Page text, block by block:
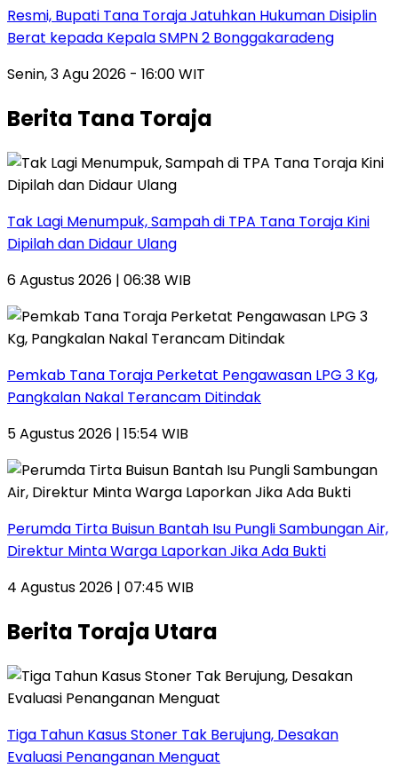
Resmi, Bupati Tana Toraja Jatuhkan Hukuman Disiplin
Berat kepada Kepala SMPN 2 Bonggakaradeng
Senin, 3 Agu 2026 - 16:00 WIT
Berita Tana Toraja
Tak Lagi Menumpuk, Sampah di TPA Tana Toraja Kini
Dipilah dan Didaur Ulang
6 Agustus 2026 | 06:38 WIB
Pemkab Tana Toraja Perketat Pengawasan LPG 3 Kg,
Pangkalan Nakal Terancam Ditindak
5 Agustus 2026 | 15:54 WIB
Perumda Tirta Buisun Bantah Isu Pungli Sambungan Air,
Direktur Minta Warga Laporkan Jika Ada Bukti
4 Agustus 2026 | 07:45 WIB
Berita Toraja Utara
Tiga Tahun Kasus Stoner Tak Berujung, Desakan
Evaluasi Penanganan Menguat